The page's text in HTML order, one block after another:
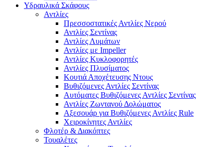
Υδραυλικά Σκάφους
Αντλίες
Πρεσσοστατικές Αντλίες Νερού
Αντλίες Σεντίνας
Αντλίες Λυμάτων
Αντλίες με Impeller
Αντλίες Κυκλοφορητές
Αντλίες Πλυσίματος
Κουτιά Αποχέτευσης Ντους
Βυθιζόμενες Αντλίες Σεντίνας
Αυτόματες Βυθιζόμενες Αντλίες Σεντίνας
Αντλίες Ζωντανού Δολώματος
Αξεσουάρ για Βυθιζόμενες Αντλίες Rule
Χειροκίνητες Αντλίες
Φλοτέρ & Διακόπτες
Τουαλέτες